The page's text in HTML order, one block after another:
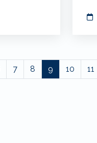
7 8 9 10 11